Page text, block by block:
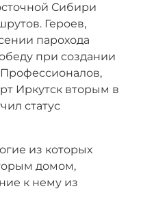
Сибири
Героев,
парохода
при создании
Иркутск вторым в
статус
из которых
домом,
к нему из